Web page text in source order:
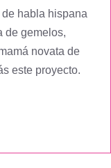
habla hispana
de gemelos,
novata de
este proyecto.